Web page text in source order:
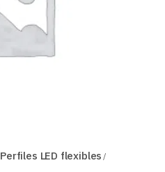
Perfiles LED flexibles